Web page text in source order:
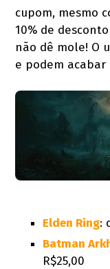
cupom, mesmo
10% de
não dê mole! O
e podem
Elden Ring:
Batman
R$25,00